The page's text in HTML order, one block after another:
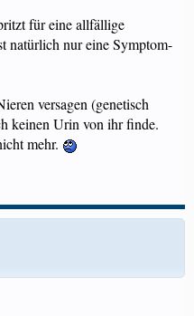
für eine allfällige
natürlich nur eine Symptom-
versagen (genetisch
keinen Urin von ihr finde.
mehr.